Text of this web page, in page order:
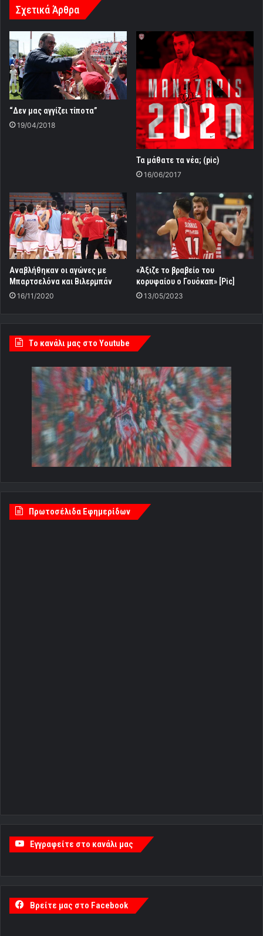
Σχετικά Άρθρα
“Δεν μας αγγίζει τίποτα”
19/04/2018
Τα μάθατε τα νέα; (pic)
16/06/2017
Αναβλήθηκαν οι αγώνες με
Μπαρτσελόνα και Βιλερμπάν
16/11/2020
«Άξιζε το βραβείο του
κορυφαίου ο Γουόκαπ» [Pic]
13/05/2023
Tο κανάλι μας στο Youtube
Πρωτοσέλιδα Εφημερίδων
Εγγραφείτε στο κανάλι μας
Βρείτε μας στο Facebook